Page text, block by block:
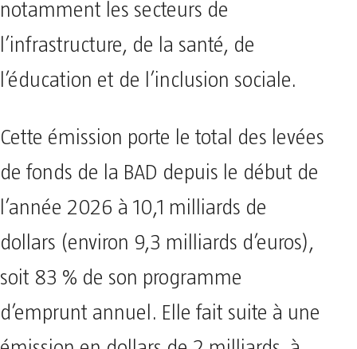
notamment les secteurs de
l’infrastructure, de la santé, de
l’éducation et de l’inclusion sociale.
Cette émission porte le total des levées
de fonds de la BAD depuis le début de
l’année 2026 à 10,1 milliards de
dollars (environ 9,3 milliards d’euros),
soit 83 % de son programme
d’emprunt annuel. Elle fait suite à une